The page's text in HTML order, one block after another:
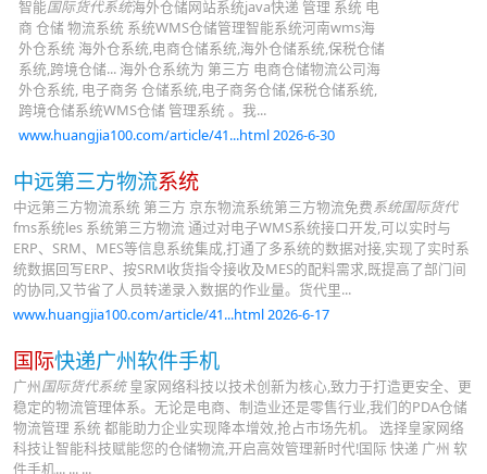
智能国际货代系统海外仓储网站系统java快递 管理 系统 电
商 仓储 物流系统 系统WMS仓储管理智能系统河南wms海
外仓系统 海外仓系统,电商仓储系统,海外仓储系统,保税仓储
系统,跨境仓储... 海外仓系统为 第三方 电商仓储物流公司海
外仓系统, 电子商务 仓储系统,电子商务仓储,保税仓储系统,
跨境仓储系统WMS仓储 管理系统 。我...
www.huangjia100.com/article/41...html 2026-6-30
中远第三方物流系统
中远第三方物流系统 第三方 京东物流系统第三方物流免费系统国际货代
fms系统les 系统第三方物流 通过对电子WMS系统接口开发,可以实时与
ERP、SRM、MES等信息系统集成,打通了多系统的数据对接,实现了实时系
统数据回写ERP、按SRM收货指令接收及MES的配料需求,既提高了部门间
的协同,又节省了人员转递录入数据的作业量。货代里...
www.huangjia100.com/article/41...html 2026-6-17
国际快递广州软件手机
广州国际货代系统皇家网络科技以技术创新为核心,致力于打造更安全、更
稳定的物流管理体系。无论是电商、制造业还是零售行业,我们的PDA仓储
物流管理 系统 都能助力企业实现降本增效,抢占市场先机。 选择皇家网络
科技让智能科技赋能您的仓储物流,开启高效管理新时代!国际 快递 广州 软
件手机... ... ...